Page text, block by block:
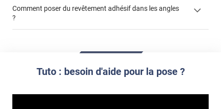
colle
Commander à la taille des carreaux et réappliquer un joint
propre par dessus
Comment poser du revêtement adhésif dans les angles
?
Tuto : besoin d'aide pour la pose ?